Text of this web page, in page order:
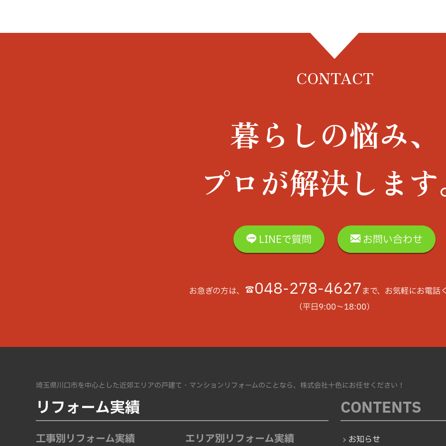
CONTACT
暮らしの悩み、
プロが解決しま
LINEで質問 お問い合わせ
お急ぎの方は、 048-278-4627まで、お気軽にお電話
（平日9:00〜18:00）
埼玉県川口市を中心とした近郊エリアの戸建て・マンションリフォームのことなら、株式会社十色にお任せください！
リフォーム実績
工事別リフォーム実績 エリア別リフォーム実績
CONTENTS
お知らせ